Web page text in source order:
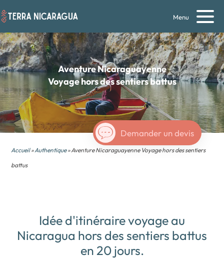
Menu
Aventure Nicaraguayenne
Voyage hors des sentiers battus
Demander un devis
Accueil»Authentique» Aventure Nicaraguayenne Voyage hors des sentiers
battus
Idée d'itinéraire voyage au
Nicaragua hors des sentiers battus
en 20 jours.